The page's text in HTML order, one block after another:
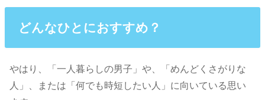
どんなひとにおすすめ？
やはり、「一人暮らしの男子」や、「めんどくさがりな
人」、または「何でも時短したい人」に向いている思い